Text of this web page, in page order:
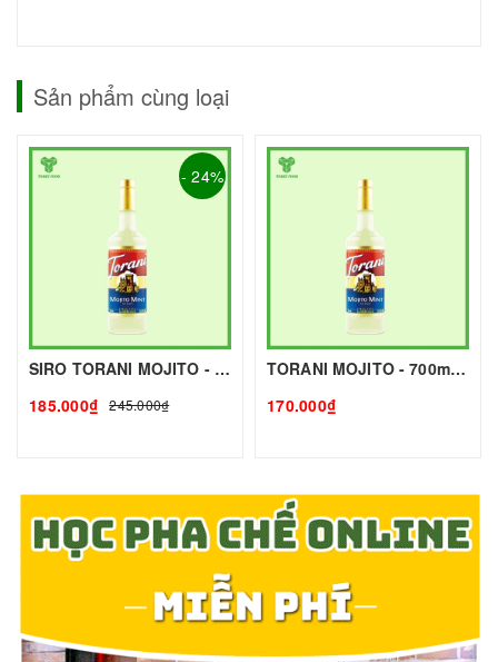
Sản phẩm cùng loại
- 24%
SIRO TORANI MOJITO - 700g - TORANI | Nguyên liệu pha chế - TOBEE FOOD
185.000₫
245.000₫
TORANI MOJITO - 700mlg - TORANI | Nguyên liệu pha chế - TOBEE FOOD
170.000₫